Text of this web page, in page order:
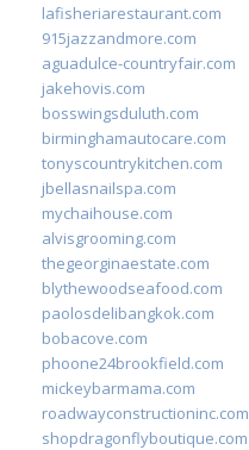
lafisheriarestaurant.com
915jazzandmore.com
aguadulce-countryfair.com
jakehovis.com
bosswingsduluth.com
birminghamautocare.com
tonyscountrykitchen.com
jbellasnailspa.com
mychaihouse.com
alvisgrooming.com
thegeorginaestate.com
blythewoodseafood.com
paolosdelibangkok.com
bobacove.com
phoone24brookfield.com
mickeybarmama.com
roadwayconstructioninc.com
shopdragonflyboutique.com